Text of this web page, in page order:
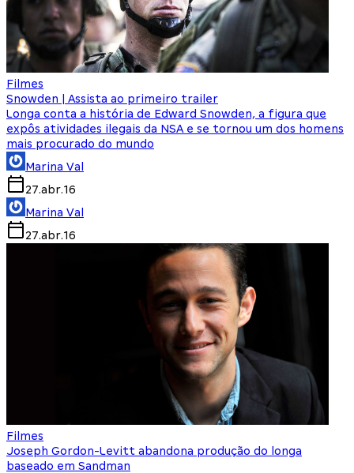
Filmes
Snowden | Assista ao primeiro trailer
Longa conta a história de Edward Snowden, a figura que
expôs atividades ilegais da NSA e se tornou um dos homens
mais procurado do mundo
Marina Val
27.abr.16
Marina Val
27.abr.16
Filmes
Joseph Gordon-Levitt abandona produção do longa
baseado em Sandman